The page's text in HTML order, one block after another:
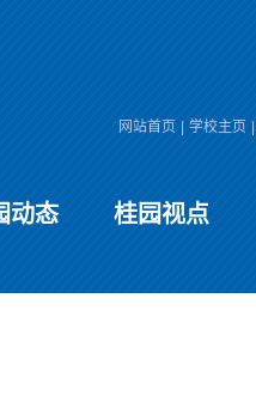
网站首页 学校主页
动态 桂园视点